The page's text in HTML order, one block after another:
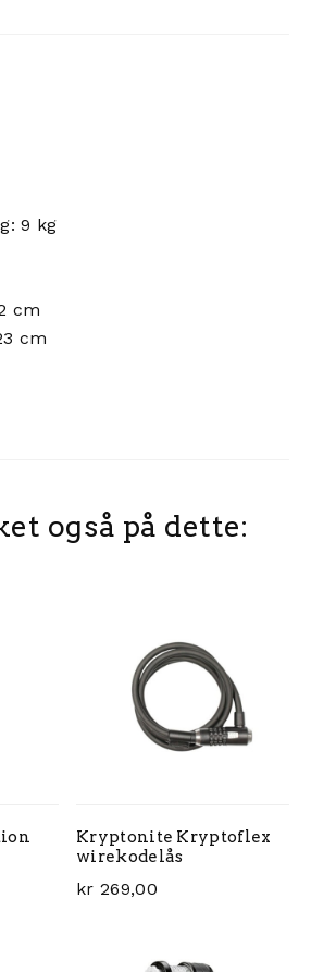
9 kg
cm
cm
også på dette:
Kryptonite Kryptoflex
wirekodelås
kr 269,00